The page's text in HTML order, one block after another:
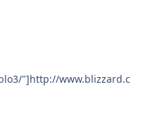
"]http://www.blizzard.c